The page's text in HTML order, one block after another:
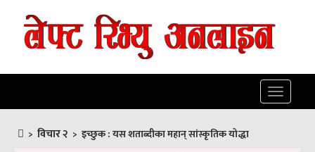
Toggle
> विचार २ > इच्छुक : यस शताब्दीका महान् सांस्कृतिक योद्धा